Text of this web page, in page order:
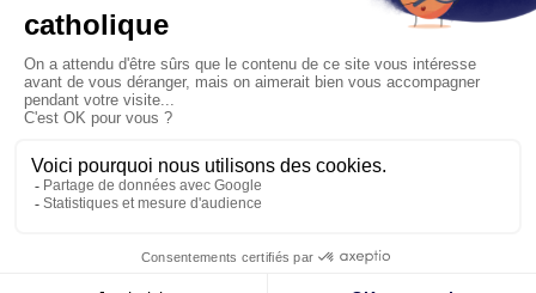
La visite pastorale du pape Léon
XIV à Assise à suivre sur KTO le
jeudi 6 août
Le pape en Uruguay, Argentine et
Pérou du 6 au 17 novembre 2026